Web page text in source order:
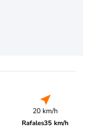
20 km/h
Rafales35 km/h